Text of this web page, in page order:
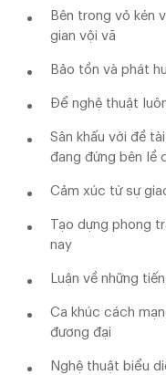
Bên trong vỏ kén
gian vội vã
Bảo tồn và phát
Để nghệ thuật
Sân khấu với đề
đang đứng bên lề
Cảm xúc từ sự
Tạo dựng phong
nay
Luận về những
Ca khúc cách
đương đại
Nghệ thuật biểu